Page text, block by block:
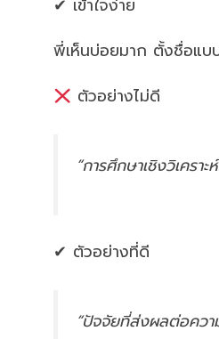
✔ เข้าใจง่าย
พี่เห็นบ่อยมาก ตั้งชื่อแบ
ตัวอย่างไม่ดี
“การศึกษาเชิงวิเครา
✔ ตัวอย่างที่ดี
“ปัจจัยที่ส่งผลต่อคว